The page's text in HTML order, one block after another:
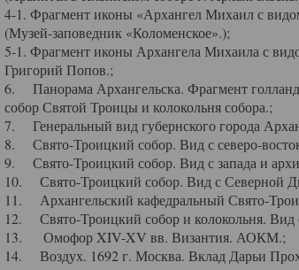
4-1. Фрагмент иконы «Архангел Михаил с
(Музей-заповедник «Коломенское».);
5-1. Фрагмент иконы Архангела Михаила с
Григорий Попов.;
6. Панорама Архангельска. Фрагмент
собор Святой Троицы и колокольня собора.;
7. Генеральный вид губернского города
8. Свято-Троицкий собор. Вид с северо-
9. Свято-Троицкий собор. Вид с запада и
10. Свято-Троицкий собор. Вид с Северной
11. Архангельский кафедральный Свято-
12. Свято-Троицкий собор и колокольня. Вид с
13. Омофор XIV-XV вв. Византия. АОКМ.;
14. Воздух. 1692 г. Москва. Вклад Дарьи